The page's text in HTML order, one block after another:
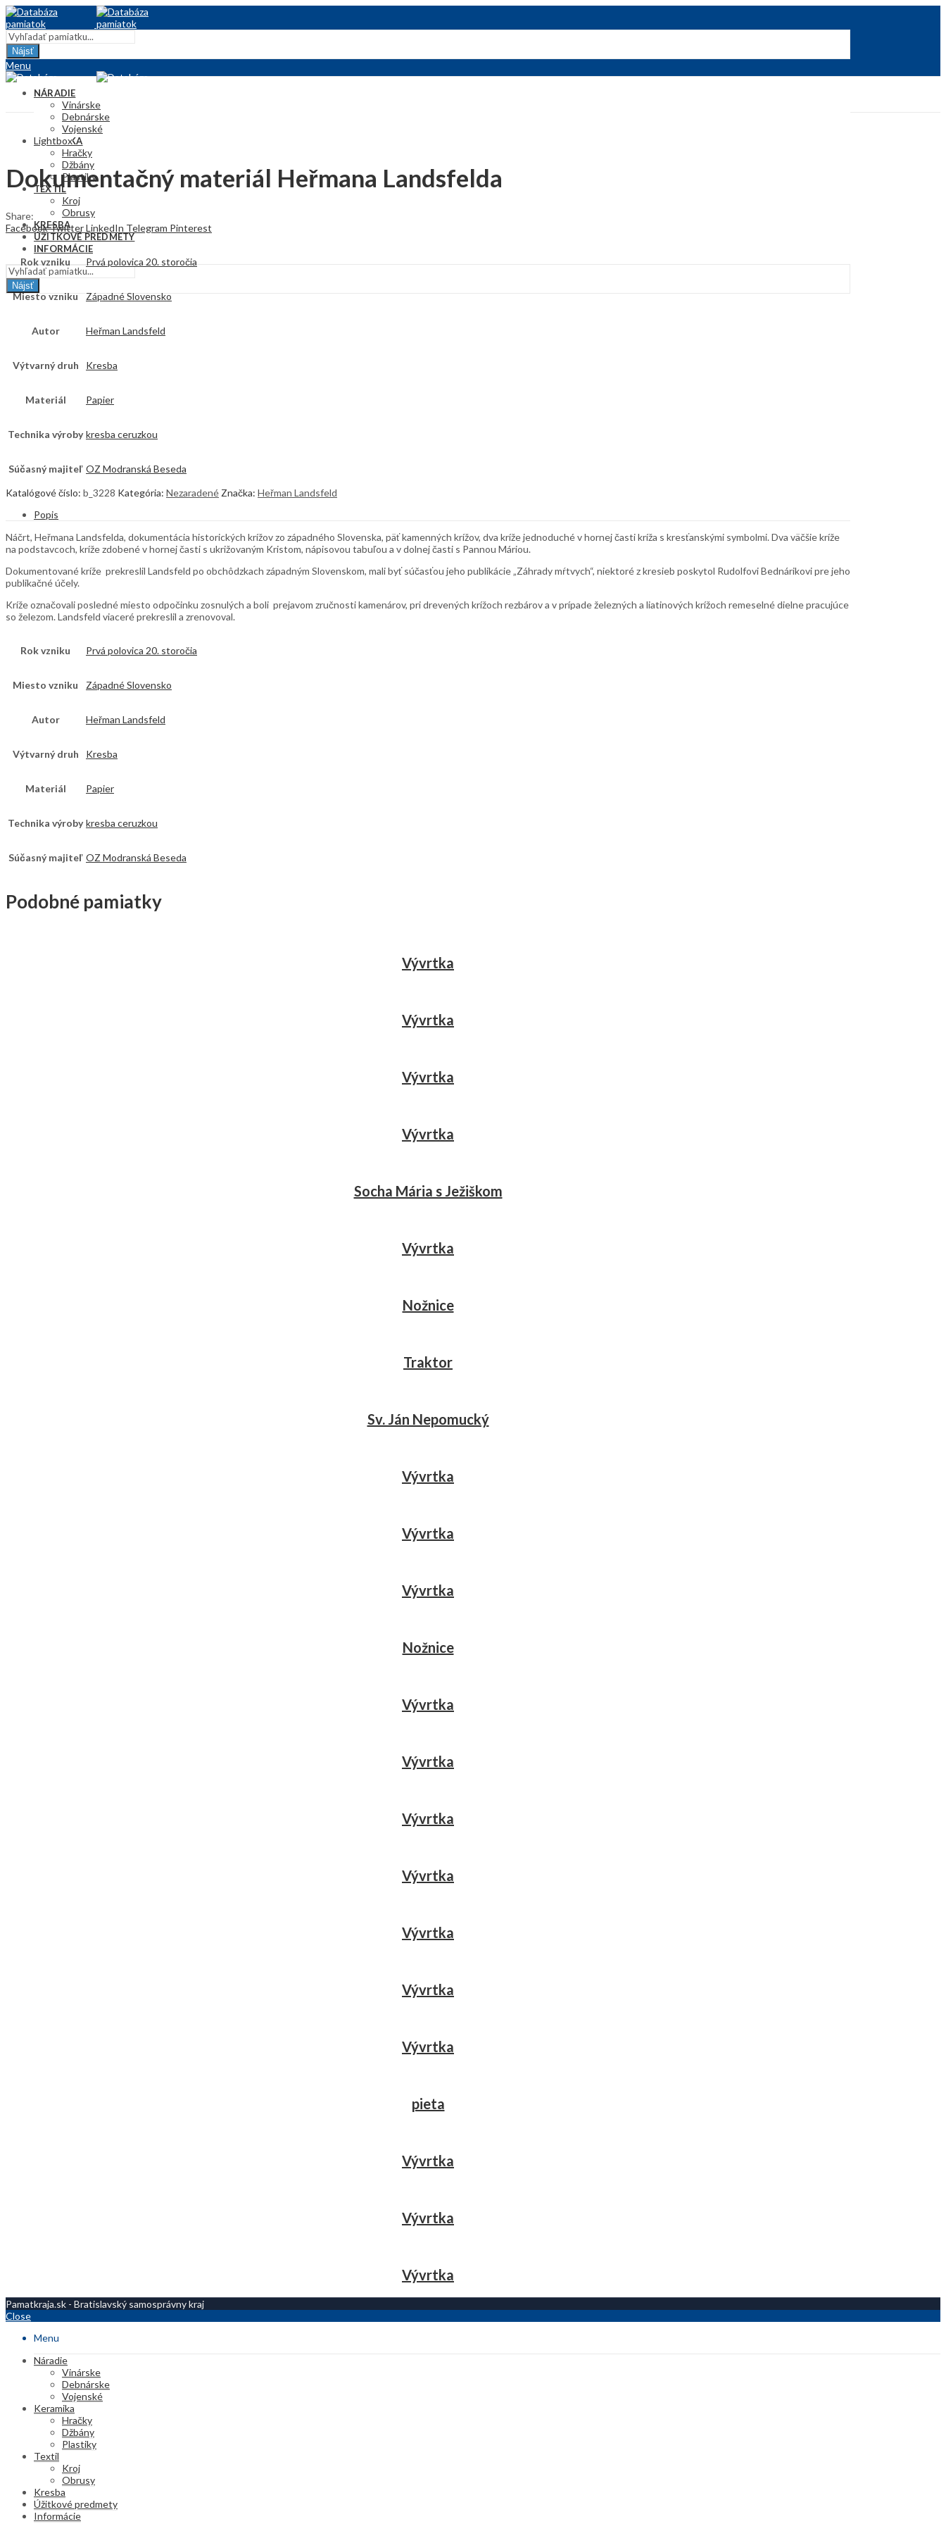
Nájsť
Menu
NÁRADIE
Vinárske
Debnárske
Vojenské
KERAMIKA
Hračky
Džbány
Plastiky
TEXTIL
Kroj
Obrusy
KRESBA
ÚŽITKOVÉ PREDMETY
INFORMÁCIE
Nájsť
Lightbox
Dokumentačný materiál Heřmana Landsfelda
Share:
FacebookTwitterLinkedIn Telegram Pinterest
Rok vzniku Prvá polovica 20. storočia
Miesto vzniku Západné Slovensko
Autor Heřman Landsfeld
Výtvarný druh Kresba
Materiál Papier
Technika výroby kresba ceruzkou
Súčasný majiteľ OZ Modranská Beseda
Katalógové číslo: b_3228 Kategória: Nezaradené Značka: Heřman Landsfeld
Popis
Náčrt, Heřmana Landsfelda, dokumentácia historických krížov zo západného Slovenska, päť kamenných krížov, dva kríže jednoduché v hornej časti kríža s kresťanskými symbolmi. Dva väčšie kríže
na podstavcoch, kríže zdobené v hornej časti s ukrižovaným Kristom, nápisovou tabuľou a v dolnej časti s Pannou Máriou.
Dokumentované kríže prekreslil Landsfeld po obchôdzkach západným Slovenskom, mali byť súčasťou jeho publikácie „Záhrady mŕtvych“, niektoré z kresieb poskytol Rudolfovi Bednárikovi pre jeho
publikačné účely.
Kríže označovali posledné miesto odpočinku zosnulých a boli prejavom zručnosti kamenárov, pri drevených krížoch rezbárov a v prípade železných a liatinových krížoch remeselné dielne pracujúce
so železom. Landsfeld viaceré prekreslil a zrenovoval.
Rok vzniku Prvá polovica 20. storočia
Miesto vzniku Západné Slovensko
Autor Heřman Landsfeld
Výtvarný druh Kresba
Materiál Papier
Technika výroby kresba ceruzkou
Súčasný majiteľ OZ Modranská Beseda
Podobné pamiatky
Vývrtka
Vývrtka
Vývrtka
Vývrtka
Socha Mária s Ježiškom
Vývrtka
Nožnice
Traktor
Sv. Ján Nepomucký
Vývrtka
Vývrtka
Vývrtka
Nožnice
Vývrtka
Vývrtka
Vývrtka
Vývrtka
Vývrtka
Vývrtka
Vývrtka
pieta
Vývrtka
Vývrtka
Vývrtka
Pamatkraja.sk - Bratislavský samosprávny kraj
Close
Menu
Náradie
Vinárske
Debnárske
Vojenské
Keramika
Hračky
Džbány
Plastiky
Textil
Kroj
Obrusy
Kresba
Úžitkové predmety
Informácie